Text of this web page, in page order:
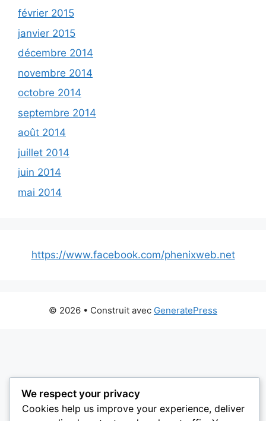
février 2015
janvier 2015
décembre 2014
novembre 2014
octobre 2014
septembre 2014
août 2014
juillet 2014
juin 2014
mai 2014
https://www.facebook.com/phenixweb.net
© 2026 • Construit avec GeneratePress
We respect your privacy
Cookies help us improve your experience, deliver